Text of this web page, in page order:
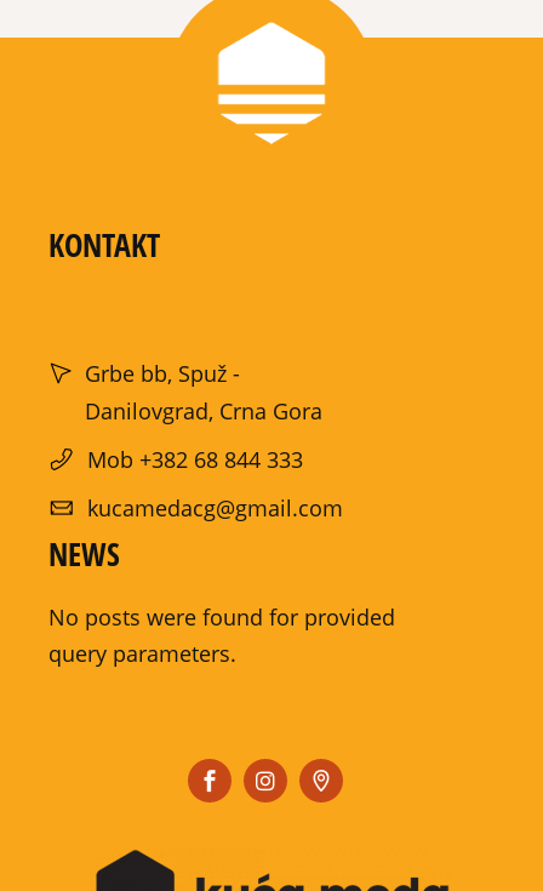
KONTAKT
Grbe bb, Spuž -
Danilovgrad, Crna Gora
Mob +382 68 844 333
kucamedacg@gmail.com
NEWS
No posts were found for provided
query parameters.